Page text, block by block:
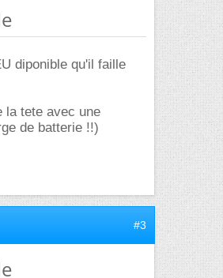
diponible qu'il faille
la tete avec une
de batterie !!)
#3